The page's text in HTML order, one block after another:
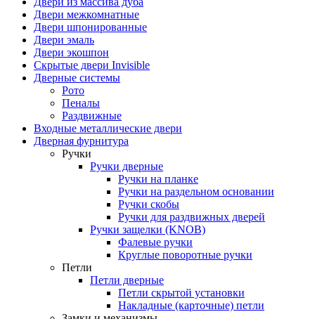
Двери межкомнатные
Двери шпонированные
Двери эмаль
Двери экошпон
Скрытые двери Invisible
Дверные системы
Рото
Пеналы
Раздвижные
Входные металлические двери
Дверная фурнитура
Ручки
Ручки дверные
Ручки на планке
Ручки на раздельном основании
Ручки скобы
Ручки для раздвижных дверей
Ручки защелки (KNOB)
Фалевые ручки
Круглые поворотные ручки
Петли
Петли дверные
Петли скрытой установки
Накладные (карточные) петли